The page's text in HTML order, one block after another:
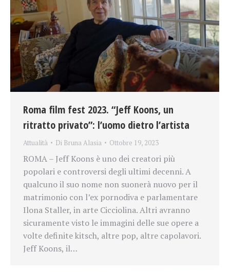
Roma film fest 2023. “Jeff Koons, un
ritratto privato”: l’uomo dietro l’artista
Attualità Di Bruna Alasia Ottobre 19, 2023
ROMA – Jeff Koons è uno dei creatori più
popolari e controversi degli ultimi decenni. A
qualcuno il suo nome non suonerà nuovo per il
matrimonio con l’ex pornodiva e parlamentare
Ilona Staller, in arte Cicciolina. Altri avranno
sicuramente visto le immagini delle sue opere a
volte definite kitsch, altre pop, altre capolavori.
Jeff Koons, il…